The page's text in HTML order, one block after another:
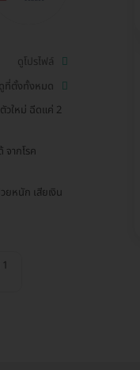
ดูโปรไฟล์
ดูที่ตั้งทั้งหมด
วใหม่ ฉีดแค่ 2
จากโรค
ยหนัก เสียเงิน